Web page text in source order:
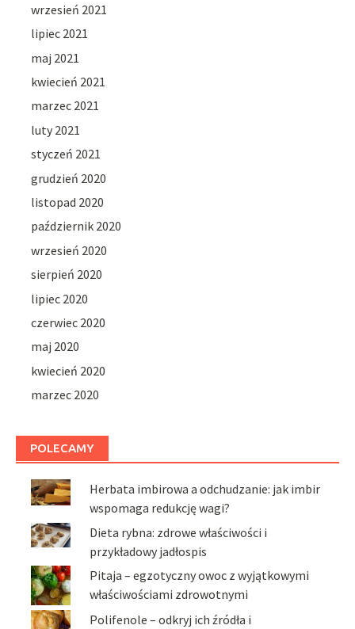
wrzesień 2021
lipiec 2021
maj 2021
kwiecień 2021
marzec 2021
luty 2021
styczeń 2021
grudzień 2020
listopad 2020
październik 2020
wrzesień 2020
sierpień 2020
lipiec 2020
czerwiec 2020
maj 2020
kwiecień 2020
marzec 2020
POLECAMY
Herbata imbirowa a odchudzanie: jak imbir
wspomaga redukcję wagi?
Dieta rybna: zdrowe właściwości i
przykładowy jadłospis
Pitaja – egzotyczny owoc z wyjątkowymi
właściwościami zdrowotnymi
Polifenole – odkryj ich źródła i